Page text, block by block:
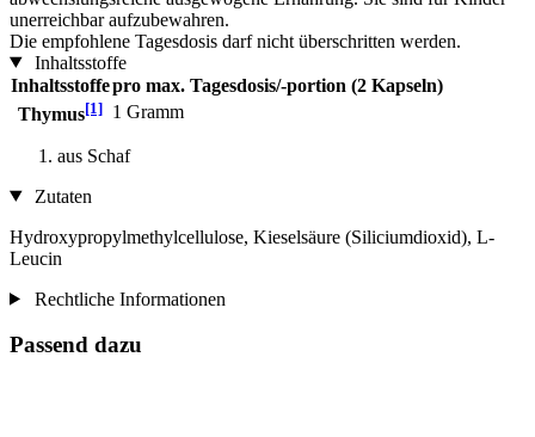
unerreichbar aufzubewahren.
Die empfohlene Tagesdosis darf nicht überschritten werden.
Inhaltsstoffe
Inhaltsstoffepro max. Tagesdosis/-portion (2 Kapseln)
Thymus[1] 1 Gramm
aus Schaf
Zutaten
Hydroxypropylmethylcellulose, Kieselsäure (Siliciumdioxid), L-
Leucin
Rechtliche Informationen
Passend dazu